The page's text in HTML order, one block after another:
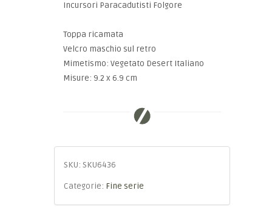
Incursori Paracadutisti Folgore
Toppa ricamata
Velcro maschio sul retro
Mimetismo: Vegetato Desert Italiano
Misure: 9.2 x 6.9 cm
SKU: SKU6436
Categorie: Fine serie